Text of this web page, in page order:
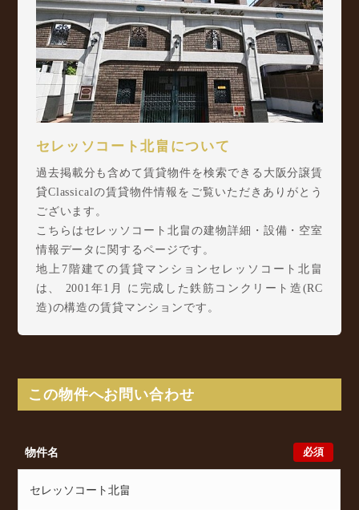
セレッソコート北畠について
過去掲載分も含めて賃貸物件を検索できる大阪分譲賃
貸Classicalの賃貸物件情報をご覧いただきありがとう
ございます。
こちらはセレッソコート北畠の建物詳細・設備・空室
情報データに関するページです。
地上7階建ての賃貸マンションセレッソコート北畠
は、 2001年1月 に完成した鉄筋コンクリート造(RC
造)の構造の賃貸マンションです。
駅 徒歩19分 からアクセスが可能となっております。
セレッソコート北畠の最新の空室状況のご確認をはじ
ンをお探しでしたら、ぜひ大阪分譲賃貸Classicalまで
お気軽にお問い合わせください。大阪分譲賃貸
ンライン相談も受け付けております。また、希望の条
この物件へお問い合わせ
必須
物件名